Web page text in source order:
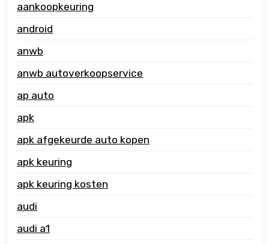
aankoopkeuring
android
anwb
anwb autoverkoopservice
ap auto
apk
apk afgekeurde auto kopen
apk keuring
apk keuring kosten
audi
audi a1